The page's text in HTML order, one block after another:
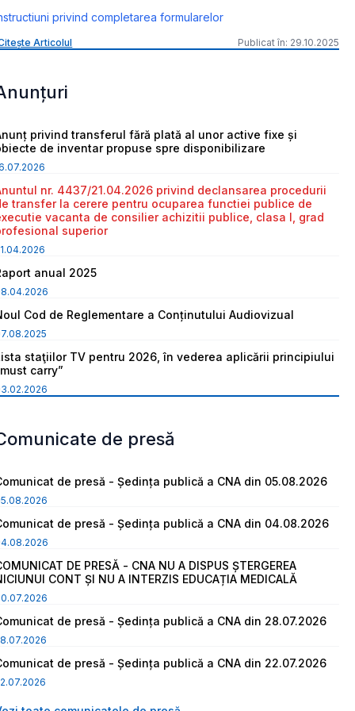
privind completarea formularelor
Articolul Publicat în: 29.10.2025
privind transferul fără plată al unor active fixe și
de inventar propuse spre disponibilizare
nr. 4437/21.04.2026 privind declansarea procedurii
transfer la cerere pentru ocuparea functiei publice de
vacanta de consilier achizitii publice, clasa I, grad
superior
anual 2025
Cod de Reglementare a Conținutului Audiovizual
staţiilor TV pentru 2026, în vederea aplicării principiului
carry”
de presă
de presă - Ședința publică a CNA din 05.08.2026
de presă - Ședința publică a CNA din 04.08.2026
DE PRESĂ - CNA NU A DISPUS ȘTERGEREA
CONT ȘI NU A INTERZIS EDUCAȚIA MEDICALĂ
de presă - Ședința publică a CNA din 28.07.2026
de presă - Ședința publică a CNA din 22.07.2026